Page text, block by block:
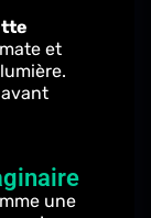
et
une